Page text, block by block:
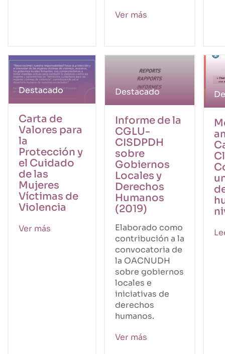
Ver más
Destacado
Carta de
Valores para
la
Protección y
el Cuidado
de las
Mujeres
Víctimas de
Violencia
Ver más
Destacado
Informe de la
CGLU-
CISDPDH
sobre
Gobiernos
Locales y
Derechos
Humanos
(2019)
Elaborado como
contribución a la
convocatoria de
la OACNUDH
sobre gobiernos
locales e
iniciativas de
derechos
humanos.
Ver más